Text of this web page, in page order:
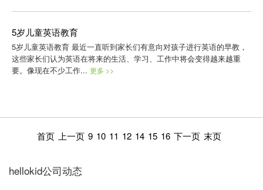
5岁儿童英语教育
5岁儿童英语教育 最近一直听到家长们有意向对孩子进行英语的早教，
这些家长们认为英语在将来的生活、学习、工作中将会变得越来越重
要。像现在不少工作... 更多 >>
首页 上一页 9 10 11 12 14 15 16 下一页 末页
hellokid公司动态